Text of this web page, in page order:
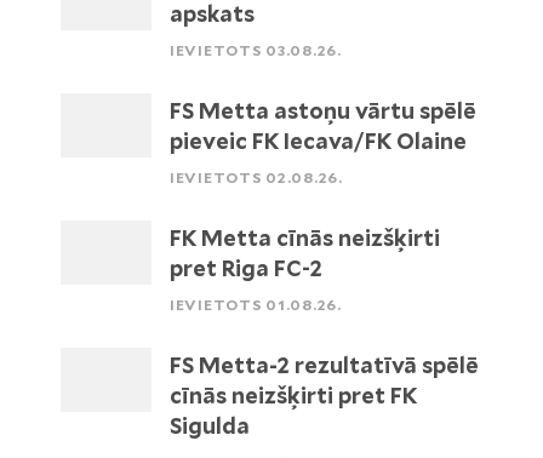
apskats
IEVIETOTS 03.08.26.
FS Metta astoņu vārtu spēlē
pieveic FK Iecava/FK Olaine
IEVIETOTS 02.08.26.
FK Metta cīnās neizšķirti
pret Riga FC-2
IEVIETOTS 01.08.26.
FS Metta-2 rezultatīvā spēlē
cīnās neizšķirti pret FK
Sigulda